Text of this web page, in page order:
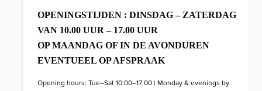
OPENINGSTIJDEN : DINSDAG – ZATERDAG
VAN 10.00 UUR – 17.00 UUR
OP MAANDAG OF IN DE AVONDUREN
EVENTUEEL OP AFSPRAAK
Opening hours: Tue–Sat 10:00–17:00 | Monday & evenings by